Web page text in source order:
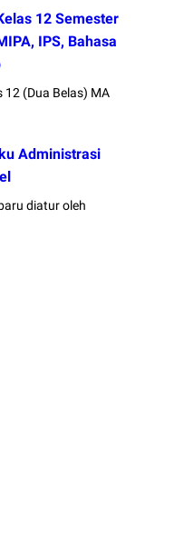
12 Semester
IPS, Bahasa
12 (Dua Belas) MA
Administrasi
diatur oleh